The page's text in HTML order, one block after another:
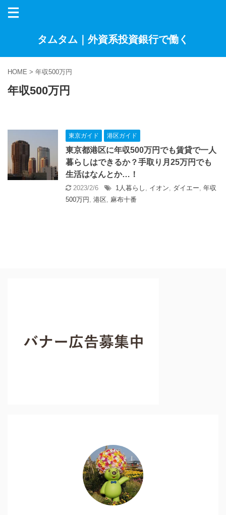
タムタム｜外資系投資銀行で働く
HOME > 年収500万円
年収500万円
東京ガイド 港区ガイド
東京都港区に年収500万円でも賃貸で一人
暮らしはできるか？手取り月25万円でも
生活はなんとか…！
2023/2/6 1人暮らし , イオン, ダイエー, 年収
500万円 , 港区, 麻布十番